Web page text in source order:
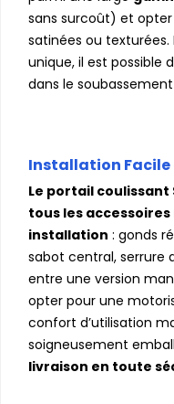
sans surcoût) et
satinées ou texturées.
unique, il est possible
dans le
Installation
Le portail coulissant
tous les
installation : gonds
sabot central, serrure
entre une version
opter pour une
confort d’utilisation
soigneusement
livraison en toute